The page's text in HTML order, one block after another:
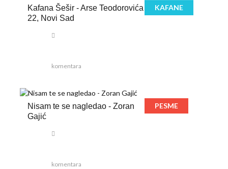
Kafana Šešir - Arse Teodorovića
22, Novi Sad
KAFANE
komentara
Nisam te se nagledao - Zoran
Gajić
PESME
komentara